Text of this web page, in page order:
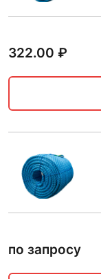
322.00 ₽
по запросу